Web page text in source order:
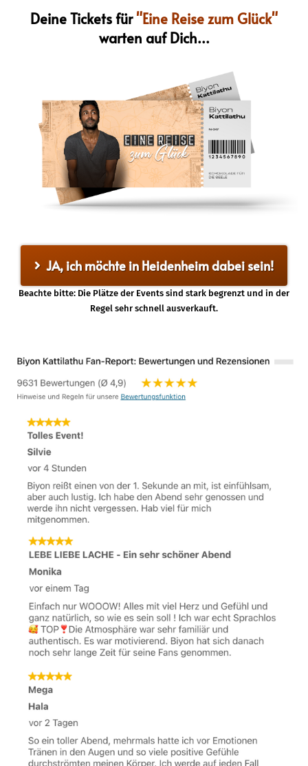
Deine Tickets für"Eine Reise zum Glück"
warten auf Dich...
JA, ich möchte in Heidenheim dabei sein!
Beachte bitte: Die Plätze der Events sind stark begrenzt und in der
Regel sehr schnell ausverkauft.